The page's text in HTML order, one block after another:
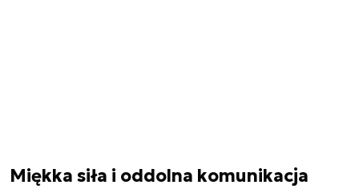
Miękka siła i oddolna komunikacja